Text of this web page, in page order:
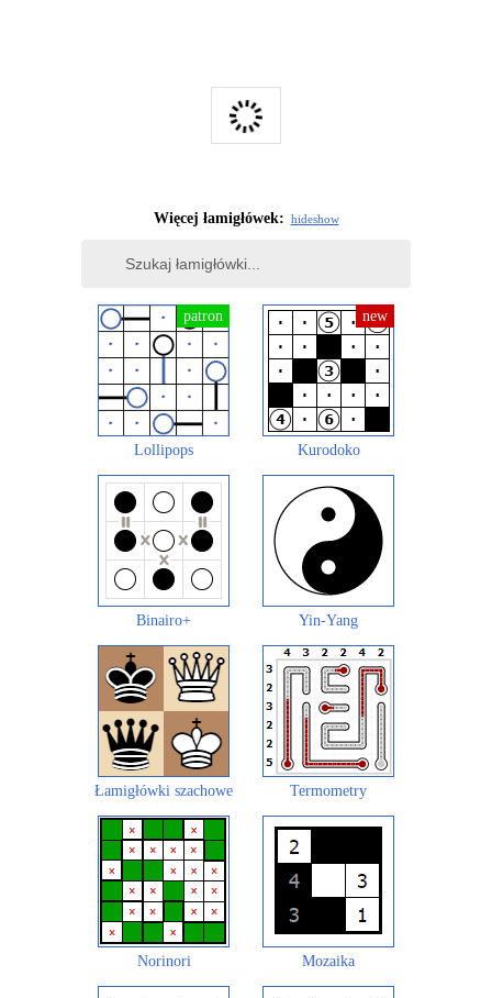
Więcej łamigłówek: hideshow
Lollipops Kurodoko
Binairo+ Yin-Yang
Łamigłówki szachowe Termometry
Norinori Mozaika